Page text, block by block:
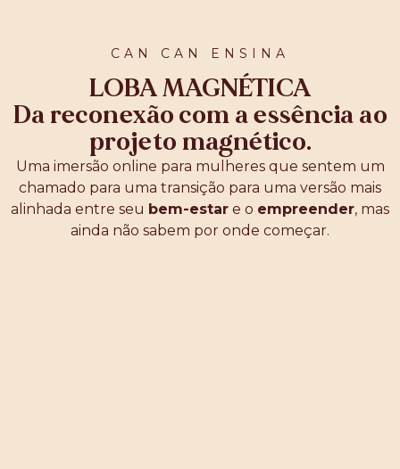
CAN CAN ENSINA
LOBA MAGNÉTICA
Da reconexão com a essência ao
projeto magnético.
Uma imersão online para mulheres que sentem um
chamado para uma transição para uma versão mais
alinhada entre seu bem-estar e o empreender, mas
ainda não sabem por onde começar.